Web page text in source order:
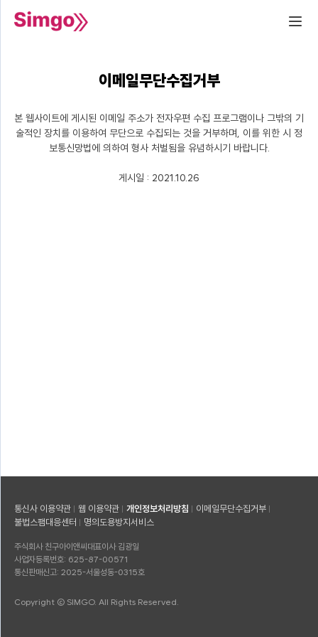
이메일무단수집거부
본 웹사이트에 게시된 이메일 주소가 전자우편 수집 프로그램이나 그밖의 기
술적인 장치를 이용하여 무단으로 수집되는 것을 거부하며, 이를 위한 시 정
보통신망법에 의하여 형사 처벌됨을 유념하시기 바랍니다.
게시일 : 2021.10.26
통신사 이용약관 웹 이용약관 개인정보처리방침
이메일무단수집거부
불법스팸대응센터
명의도용방지서비스
주식회사 친구아이앤씨 대표이사 김광일
사업자등록번호: 625-87-00571
통신판매신고: 2025-서울성동-0315호
Copyright © SIMGO. All Rights Reserved.